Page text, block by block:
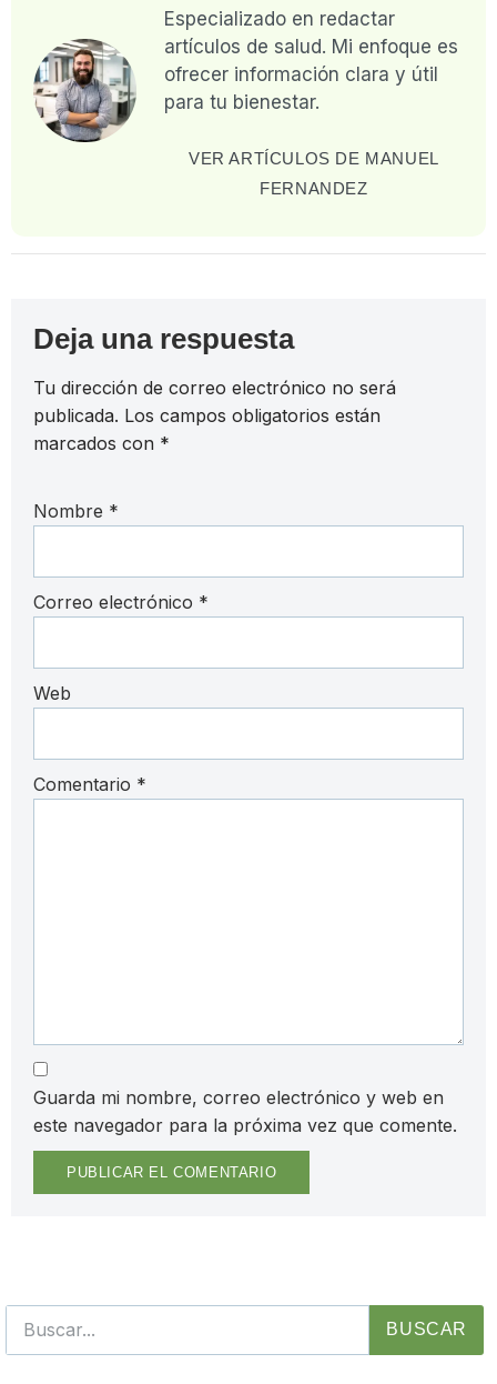
Especializado en redactar
artículos de salud. Mi enfoque es
ofrecer información clara y útil
para tu bienestar.
VER ARTÍCULOS DE MANUEL
FERNANDEZ
Deja una respuesta
Tu dirección de correo electrónico no será
publicada. Los campos obligatorios están
marcados con *
Nombre *
Correo electrónico *
Web
Comentario *
Guarda mi nombre, correo electrónico y web en
este navegador para la próxima vez que comente.
BUSCAR